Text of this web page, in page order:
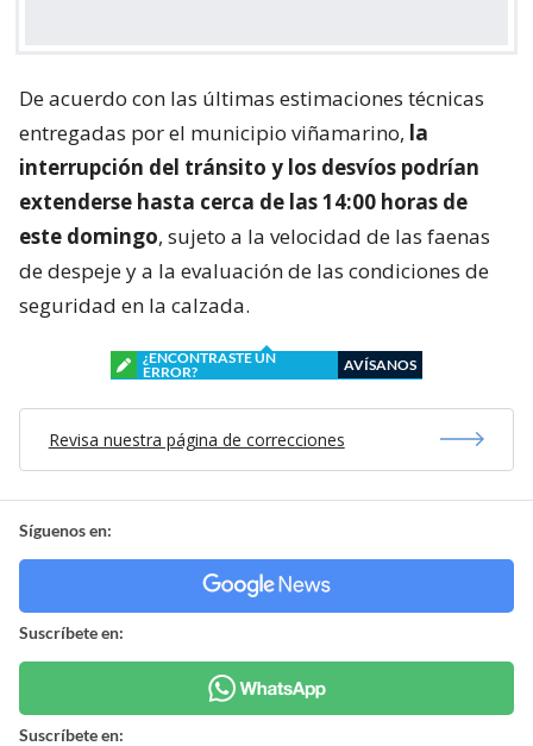
De acuerdo con las últimas estimaciones técnicas
entregadas por el municipio viñamarino, la
interrupción del tránsito y los desvíos podrían
extenderse hasta cerca de las 14:00 horas de
este domingo, sujeto a la velocidad de las faenas
de despeje y a la evaluación de las condiciones de
seguridad en la calzada.
¿ENCONTRASTE UN
ERROR?
AVÍSANOS
Revisa nuestra página de correcciones
Síguenos en:
Suscríbete en:
Suscríbete en: